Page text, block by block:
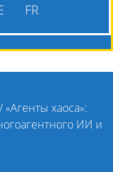
FR
«Агенты хаоса»:
ИИ и